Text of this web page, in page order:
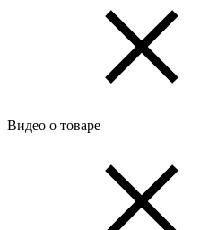
Видео о товаре